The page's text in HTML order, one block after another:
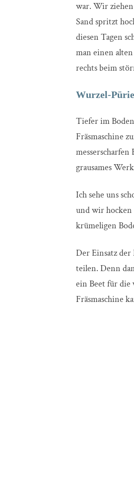
war. Wir ziehen
Sand spritzt
diesen Tagen
man einen
rechts beim
Wurzel-
Tiefer im
Fräsmaschine
grausames
Ich sehe uns
und wir hocken
krümeligen
Der Einsatz
teilen. Denn
ein Beet für die
Fräsmaschine